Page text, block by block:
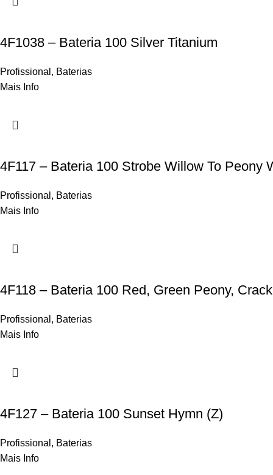
4F1038 – Bateria 100 Silver Titanium
Profissional , Baterias
Mais Info
4F117 – Bateria 100 Strobe Willow To Peony
Profissional , Baterias
Mais Info
4F118 – Bateria 100 Red, Green Peony,
Profissional , Baterias
Mais Info
4F127 – Bateria 100 Sunset Hymn (Z)
Profissional , Baterias
Mais Info